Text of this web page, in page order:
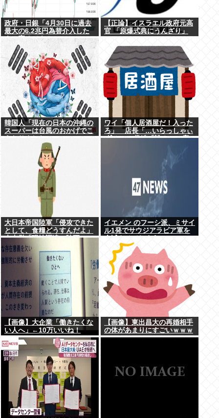
政府・日銀「4月30日に過去
最大の6.2兆円為替介入した
よ！褒めてよ！」
【正論】イスラエル政府元高
官 「原爆式典にうんざり」
韓国人「現在の日本の沖縄の
スーパーは台風のおかげでこ
ワイ「個人居酒屋だ！入った
ろ」 店長「…いらっしゃぃ
(ﾎﾞｿｯ」 常連「誰？」 店
大日本帝国陸軍「侵攻できた
として、食糧どうすんだよ」
大本営「現地調達」陸軍
「え？」
イエメン のフーシ派、ミサイ
ル1発でサウジアラビア軍を
【画像】大企業「働きたくな
い人へ」←10万いいね！
【画像】東出昌大の再婚相手
の体があまりにすごいｗｗｗ